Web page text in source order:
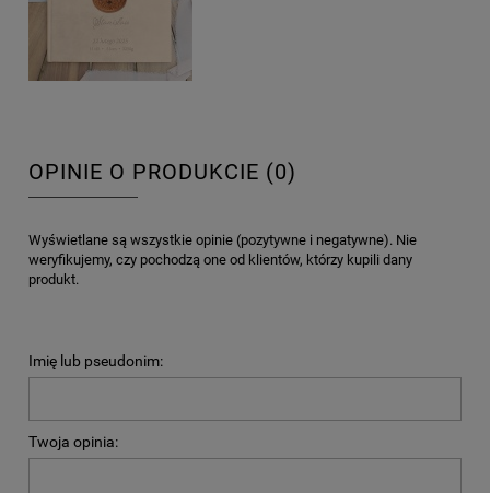
OPINIE O PRODUKCIE (0)
Wyświetlane są wszystkie opinie (pozytywne i negatywne). Nie
weryfikujemy, czy pochodzą one od klientów, którzy kupili dany
produkt.
Imię lub pseudonim:
Twoja opinia: